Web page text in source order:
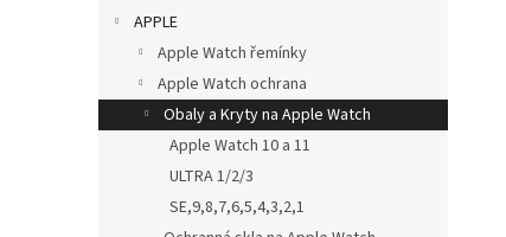
APPLE
Apple Watch řemínky
Apple Watch ochrana
Obaly a Kryty na Apple Watch
Apple Watch 10 a 11
ULTRA 1/2/3
SE,9,8,7,6,5,4,3,2,1